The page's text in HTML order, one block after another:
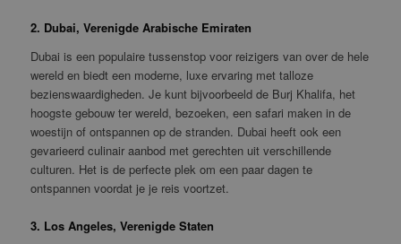
2. Dubai, Verenigde Arabische Emiraten
Dubai is een populaire tussenstop voor reizigers van over de hele
wereld en biedt een moderne, luxe ervaring met talloze
bezienswaardigheden. Je kunt bijvoorbeeld de Burj Khalifa, het
hoogste gebouw ter wereld, bezoeken, een safari maken in de
woestijn of ontspannen op de stranden. Dubai heeft ook een
gevarieerd culinair aanbod met gerechten uit verschillende
culturen. Het is de perfecte plek om een paar dagen te
ontspannen voordat je je reis voortzet.
3. Los Angeles, Verenigde Staten